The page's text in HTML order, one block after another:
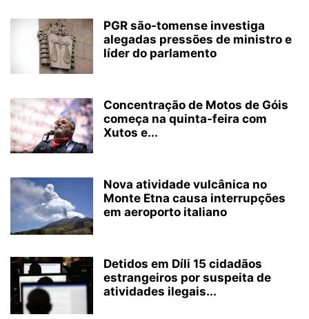
PGR são-tomense investiga
alegadas pressões de ministro e
líder do parlamento
Concentração de Motos de Góis
começa na quinta-feira com
Xutos e...
Nova atividade vulcânica no
Monte Etna causa interrupções
em aeroporto italiano
Detidos em Díli 15 cidadãos
estrangeiros por suspeita de
atividades ilegais...